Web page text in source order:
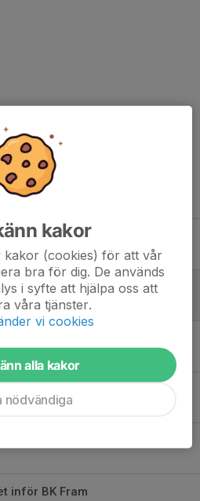
inför BK Fram
kakor
kakor (cookies) för att vår
bra för dig. De används
i syfte att hjälpa oss att
våra tjänster.
vi cookies
alla kakor
nödvändiga